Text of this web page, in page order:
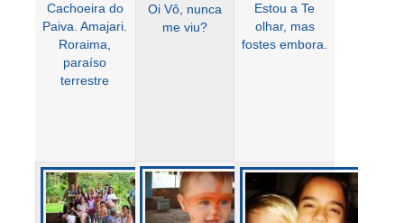
Cachoeira do
Paiva. Amajari.
Roraima,
paraíso
terrestre
Oi Vô, nunca
me viu?
Estou a Te
olhar, mas
fostes embora.